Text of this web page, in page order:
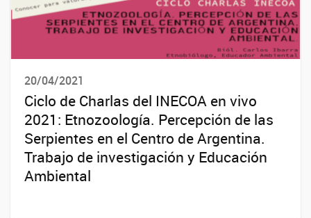
20/04/2021
Ciclo de Charlas del INECOA en vivo
2021: Etnozoología. Percepción de las
Serpientes en el Centro de Argentina.
Trabajo de investigación y Educación
Ambiental